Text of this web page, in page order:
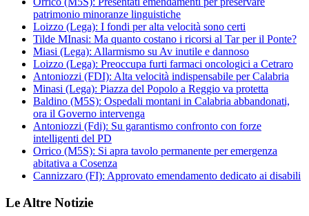
patrimonio minoranze linguistiche
Loizzo (Lega): I fondi per alta velocità sono certi
Tilde MInasi: Ma quanto costano i ricorsi al Tar per il Ponte?
Miasi (Lega): Allarmismo su Av inutile e dannoso
Loizzo (Lega): Preoccupa furti farmaci oncologici a Cetraro
Antoniozzi (FDI): Alta velocità indispensabile per Calabria
Minasi (Lega): Piazza del Popolo a Reggio va protetta
Baldino (M5S): Ospedali montani in Calabria abbandonati,
ora il Governo intervenga
Antoniozzi (Fdi): Su garantismo confronto con forze
intelligenti del PD
Orrico (M5S): Si apra tavolo permanente per emergenza
abitativa a Cosenza
Cannizzaro (FI): Approvato emendamento dedicato ai disabili
Le Altre Notizie